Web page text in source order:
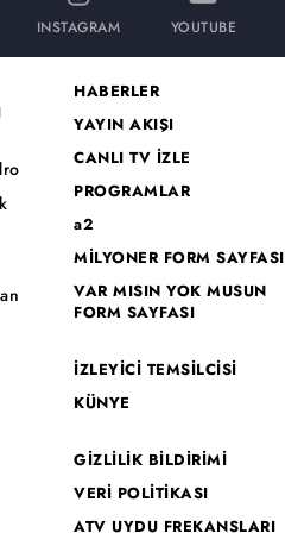
INSTAGRAM YOUTUBE
HABERLER
YAYIN AKIŞI
CANLI TV İZLE
PROGRAMLAR
a2
MİLYONER FORM SAYFASI
VAR MISIN YOK MUSUN
FORM SAYFASI
İZLEYİCİ TEMSİLCİSİ
KÜNYE
GİZLİLİK BİLDİRİMİ
VERİ POLİTİKASI
ATV UYDU FREKANSLARI